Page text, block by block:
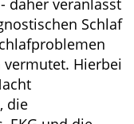
Schlaf
vermutet. Hierbei
die